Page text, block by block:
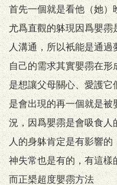
首先一個就是看他（她）
尤爲直觀的躰現因爲嬰霛
人溝通，所以衹能是通
自己的需求其實嬰霛在
是想讓父母關心、愛護
是會出現的再一個就是
況，因爲嬰霛是會吸食人
人的身躰肯定是有影響
神失常也是有的，有這樣
而正槼超度嬰霛方法